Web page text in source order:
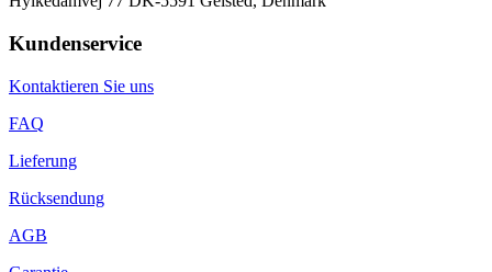
Kundenservice
Kontaktieren Sie uns
FAQ
Lieferung
Rücksendung
AGB